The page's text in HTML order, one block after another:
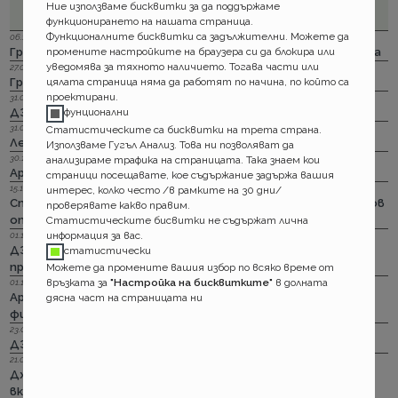
06.12.2023 г.
Групама: Ски и сноуборд безплатно при пътуване в чужбина
27.04.2023 г.
Групама: За каското
31.03.2023 г.
ДЗИ: Отличници в ликвидацията по каско
31.03.2023 г.
Лев Инс: Още месец на промоция по каско
30.11.2022 г.
Армеец: И асистанс за България по каско
15.11.2022 г.
Стикерът по гражданска отговорност с впечатляващ нов
опит да влезе в историята
01.11.2022 г.
ДЗИ: Стрийминг застраховката за злополука на промоция
през ноември
01.11.2022 г.
Армеец: Имуществото на лимит на промоция. Това за
фирмите също
23.09.2022 г.
ДЗИ: Ами няма такова каско!
21.09.2022 г.
Дженерали: Критични болести по злополука и заболяване,
включително и при задължителната трудова.
Ние използваме бисквитки за да поддържаме
функционирането на нашата страница.
Функционалните бисквитки са задължителни. Можете да
промените настройките на браузера си да блокира или
уведомява за тяхното наличието. Тогава части или
цялата страница няма да работят по начина, по който са
проектирани.
фунционални
Статистическите са бисквитки на трета страна.
Използваме Гугъл Анализ. Това ни позволяват да
анализираме трафика на страницата. Така знаем кои
страници посещавате, кое съдържание задържа вашия
интерес, колко често /в рамките на 30 дни/
проверявате какво правим.
Статистическите бисвитки не съдържат лична
информация за вас.
статистически
Можете да промените вашия избор по всяко време от
връзката за "Настройка на бисквитките" в долната
дясна част на страницата ни